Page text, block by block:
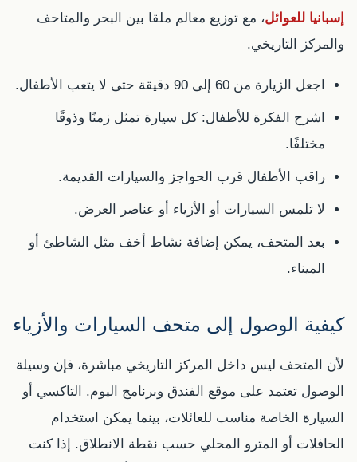
إسبانيا للعوائل، مع توزيع معالم ملقا بين البحر والمتاحف
والمركز التاريخي.
اجعل الزيارة من 60 إلى 90 دقيقة حتى لا يتعب الأطفال.
اشرح الفكرة للأطفال: كل سيارة تمثل زمنًا وذوقًا
مختلفًا.
راقب الأطفال قرب الحواجز والسيارات القديمة.
لا تلمس السيارات أو الأزياء أو عناصر العرض.
بعد المتحف، يمكن إضافة نشاط أخف مثل الشاطئ أو
الميناء.
كيفية الوصول إلى متحف السيارات والأزياء
لأن المتحف ليس داخل المركز التاريخي مباشرة، فإن وسيلة
الوصول تعتمد على موقع الفندق وبرنامج اليوم. التاكسي أو
السيارة الخاصة مناسب للعائلات، بينما يمكن استخدام
الحافلات أو المترو المحلي حسب نقطة الانطلاق. إذا كنت